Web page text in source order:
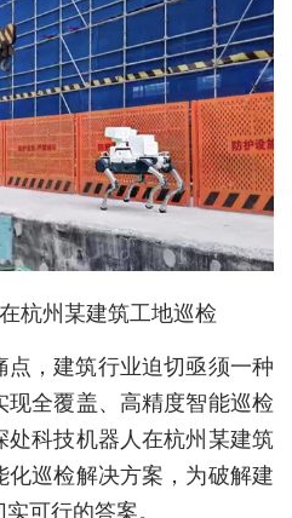
杭州某建筑工地巡检
点，建筑行业迫切亟须一种
全覆盖、高精度智能巡检
处科技机器人在杭州某建筑
巡检解决方案，为破解建
可行的答案。